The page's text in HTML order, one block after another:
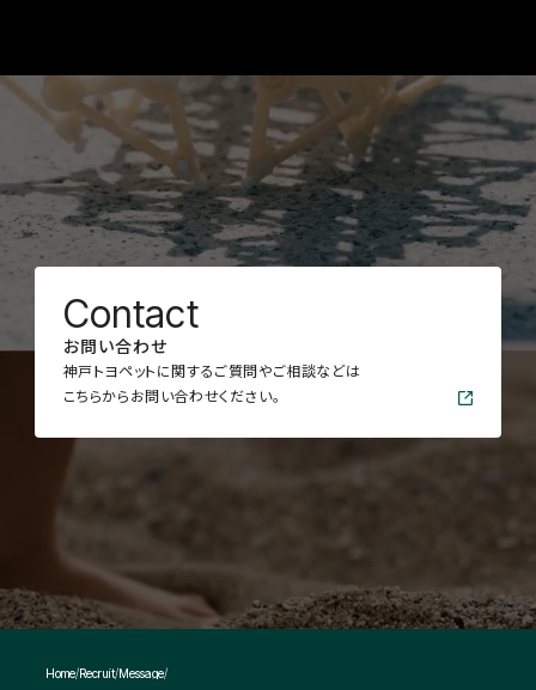
Contact
お問い合わせ
神戸トヨペットに関するご質問やご相談などは
こちらからお問い合わせください。
Home Recruit Message